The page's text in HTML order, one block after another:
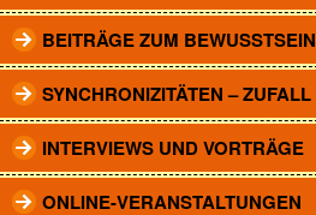
BEITRÄGE ZUM BEWUSSTSEIN
SYNCHRONIZITÄTEN – ZUFALL
INTERVIEWS UND VORTRÄGE
ONLINE-VERANSTALTUNGEN